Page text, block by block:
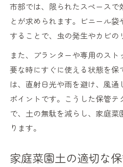
市部では、限られたスペースで
とが求められます。ビニール
することで、虫の発生やカビの
また、プランターや専用のス
要な時にすぐに使える状態を
は、直射日光や雨を避け、風
ポイントです。こうした保管テ
で、土の無駄を減らし、家庭
ります。
家庭菜園土の適切な